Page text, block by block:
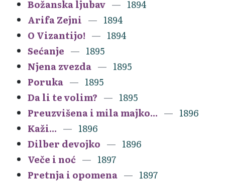
Božanska ljubav
1894
Arifa Zejni
1894
O Vizantijo!
1894
Sećanje
1895
Njena zvezda
1895
Poruka
1895
Da li te volim?
1895
Preuzvišena i mila majko...
1896
Kaži...
1896
Dilber devojko
1896
Veče i noć
1897
Pretnja i opomena
1897